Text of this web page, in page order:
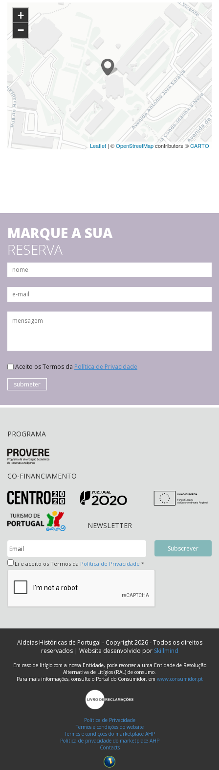
+
−
Leaflet | ©OpenStreetMapcontributors ©CARTO
MARQUE A SUA
RESERVA
Aceito os Termos da Política de Privacidade
submeter
PROGRAMA
CO-FINANCIAMENTO
NEWSLETTER
Li e aceito os Termos da Política de Privacidade *
Aldeias Históricas de Portugal - Copyright 2026 - Todos os direitos
reservados | Website desenvolvido por Skillmind
Em caso de litígio com a nossa Entidade, pode recorrer a uma Entidade de Resolução
Alternativa de Litígios (RAL) de consumo.
Para mais informações, consulte o Portal do Consumidor, em www.consumidor.pt
Política de Privacidade
Termos e condições do website
Termos e condições do marketplace AHP
Política de privacidade do marketplace AHP
Contacts